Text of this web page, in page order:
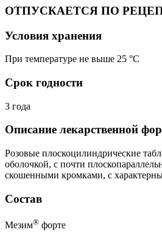
ОТПУСКАЕТСЯ ПО
Условия хранения
При температуре не выше 25 °C
Срок годности
3 года
Описание лекарственной
Розовые плоскоцилиндрические
оболочкой, с почти
скошенными кромками, с
Состав
Мезим® форте